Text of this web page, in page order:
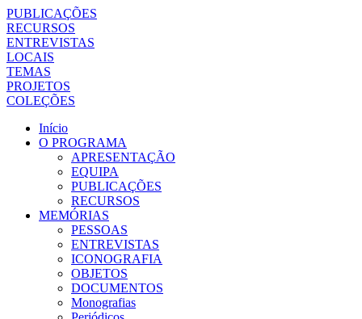
PUBLICAÇÕES
RECURSOS
ENTREVISTAS
LOCAIS
TEMAS
PROJETOS
COLEÇÕES
Início
O PROGRAMA
APRESENTAÇÃO
EQUIPA
PUBLICAÇÕES
RECURSOS
MEMÓRIAS
PESSOAS
ENTREVISTAS
ICONOGRAFIA
OBJETOS
DOCUMENTOS
Monografias